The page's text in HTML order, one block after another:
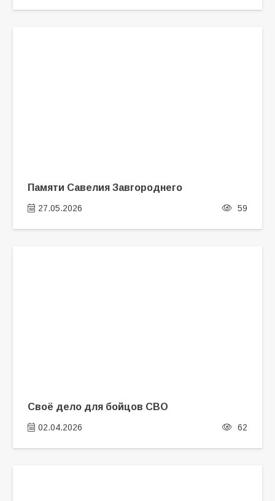
Памяти Савелия Завгороднего
27.05.2026 59
Своё дело для бойцов СВО
02.04.2026 62